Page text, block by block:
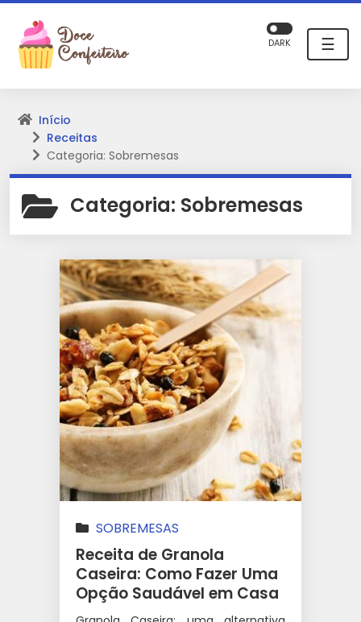
☰
DARK
Início
Receitas
Categoria: Sobremesas
Categoria: Sobremesas
SOBREMESAS
Receita de Granola
Caseira: Como Fazer Uma
Opção Saudável em Casa